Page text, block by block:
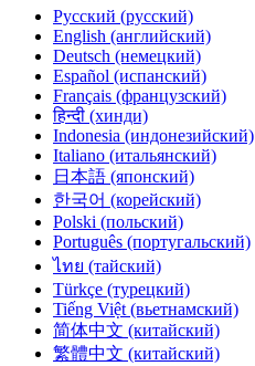
Русский (русский)
English (английский)
Deutsch (немецкий)
Español (испанский)
Français (французский)
हिन्दी (хинди)
Indonesia (индонезийский)
Italiano (итальянский)
日本語 (японский)
한국어 (корейский)
Polski (польский)
Português (португальский)
ไทย (тайский)
Türkçe (турецкий)
Tiếng Việt (вьетнамский)
简体中文 (китайский)
繁體中文 (китайский)